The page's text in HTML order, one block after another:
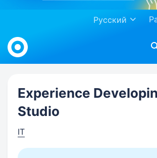
Русский
Work.ua
Experience
Studio
IT